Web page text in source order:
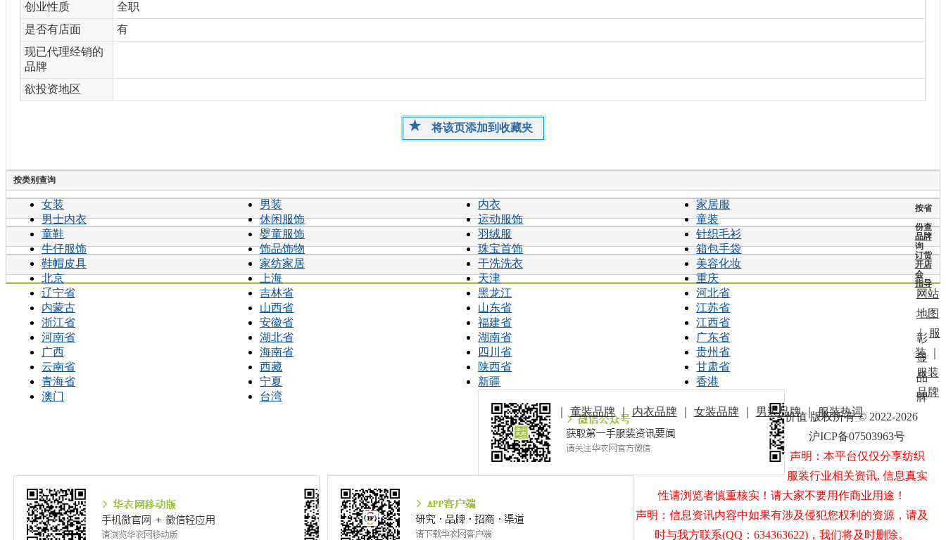
创业性质
全职
是否有店面
有
现已代理经销的
品牌
欲投资地区
将该页添加到收藏夹
按类别查询
女装 男装 内衣
家居服
男士内衣
休闲服饰 运动服饰
童装
童鞋
婴童服饰 羽绒服
针织毛衫
牛仔服饰
饰品饰物 珠宝首饰
箱包手袋
鞋帽皮具
家纺家居 干洗洗衣 美容化妆
按省
份查
询
北京 上海 天津
重庆
辽宁省
吉林省 黑龙江
河北省
内蒙古
山西省 山东省
江苏省
浙江省
安徽省 福建省
江西省
河南省
湖北省 湖南省
广东省
广西
海南省 四川省
贵州省
云南省
西藏 陕西省
甘肃省
青海省
宁夏 新疆
香港
澳门
台湾
品牌
订货
会
开店
指导
网站
地图
｜ 服
装
服装
品牌
童装品牌｜ 内衣品牌｜ 女装品牌｜ 男装品牌｜服装热词
彰
显
品
牌
价值 版权所有 © 2022-2026
沪ICP备07503963号
声明：本平台仅仅分享纺织
服装行业相关资讯, 信息真实
性请浏览者慎重核实！请大家不要用作商业用途！
声明：信息资讯内容中如果有涉及侵犯您权利的资源，请及
时与我方联系(QQ：634363622)，我们将及时删除。